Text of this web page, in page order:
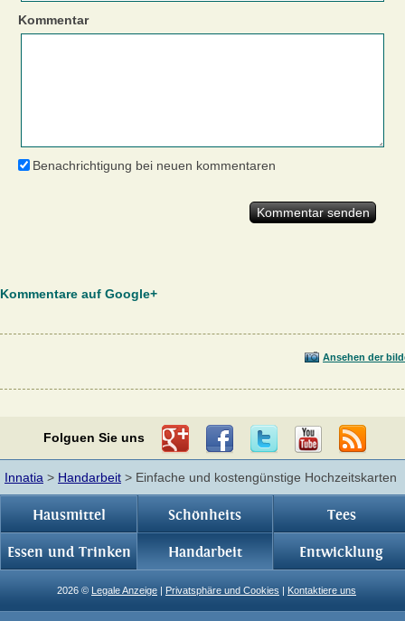
Kommentar
Benachrichtigung bei neuen kommentaren
Kommentare auf Google+
Ansehen der
Folguen Sie uns
Innatia > Handarbeit > Einfache und kostengünstige Hochzeitskarten
Hausmittel Schönheits Tees
Essen und Trinken Handarbeit Entwicklung
2026 © Legale Anzeige | Privatsphäre und Cookies | Kontaktiere uns